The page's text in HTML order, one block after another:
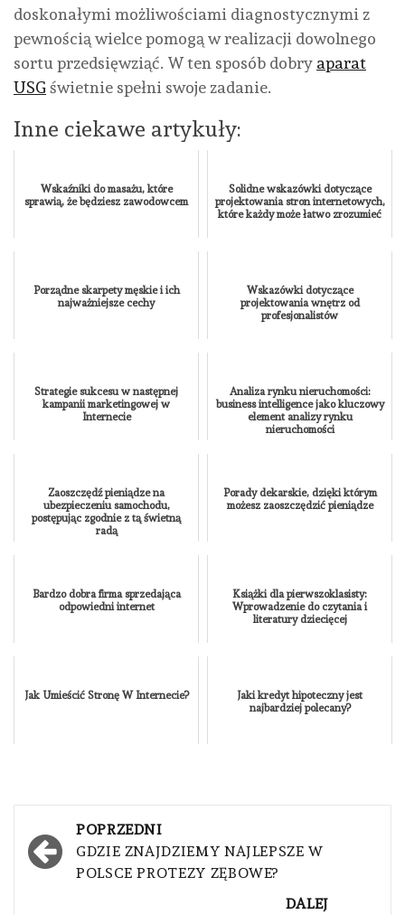
doskonałymi możliwościami diagnostycznymi z
pewnością wielce pomogą w realizacji dowolnego
sortu przedsięwziąć. W ten sposób dobry aparat
USGświetnie spełni swoje zadanie.
Inne ciekawe artykuły:
Wskaźniki do masażu, które
sprawią, że będziesz zawodowcem
Solidne wskazówki dotyczące
projektowania stron internetowych,
które każdy może łatwo zrozumieć
Porządne skarpety męskie i ich
najważniejsze cechy
Wskazówki dotyczące
projektowania wnętrz od
profesjonalistów
Strategie sukcesu w następnej
kampanii marketingowej w
Internecie
Analiza rynku nieruchomości:
business intelligence jako kluczowy
element analizy rynku
nieruchomości
Zaoszczędź pieniądze na
ubezpieczeniu samochodu,
postępując zgodnie z tą świetną
radą
Porady dekarskie, dzięki którym
możesz zaoszczędzić pieniądze
Bardzo dobra firma sprzedająca
odpowiedni internet
Książki dla pierwszoklasisty:
Wprowadzenie do czytania i
literatury dziecięcej
Jak Umieścić Stronę W Internecie?
Jaki kredyt hipoteczny jest
najbardziej polecany?
Nawigacja
wpisu
POPRZEDNI
GDZIE ZNAJDZIEMY NAJLEPSZE W
POLSCE PROTEZY ZĘBOWE?
DALEJ